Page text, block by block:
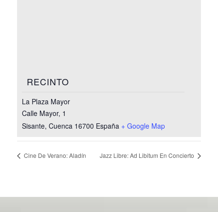
RECINTO
La Plaza Mayor
Calle Mayor, 1
Sisante, Cuenca 16700 España + Google Map
Cine De Verano: Aladín Jazz Libre: Ad Libitum En Concierto